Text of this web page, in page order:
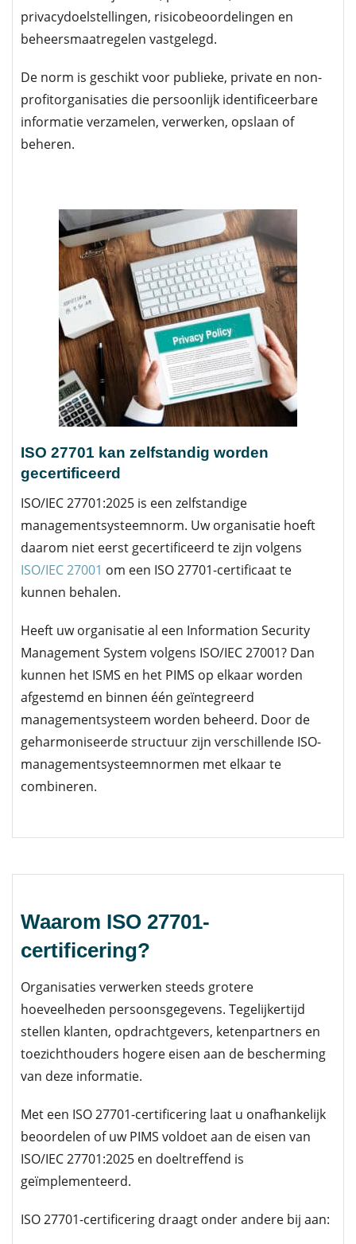
privacydoelstellingen, risicobeoordelingen en
beheersmaatregelen vastgelegd.
De norm is geschikt voor publieke, private en non-
profitorganisaties die persoonlijk identificeerbare
informatie verzamelen, verwerken, opslaan of
beheren.
ISO 27701 kan zelfstandig worden
gecertificeerd
ISO/IEC 27701:2025 is een zelfstandige
managementsysteemnorm. Uw organisatie hoeft
daarom niet eerst gecertificeerd te zijn volgens
ISO/IEC 27001 om een ISO 27701-certificaat te
kunnen behalen.
Heeft uw organisatie al een Information Security
Management System volgens ISO/IEC 27001? Dan
kunnen het ISMS en het PIMS op elkaar worden
afgestemd en binnen één geïntegreerd
managementsysteem worden beheerd. Door de
geharmoniseerde structuur zijn verschillende ISO-
managementsysteemnormen met elkaar te
combineren.
Waarom ISO 27701-
certificering?
Organisaties verwerken steeds grotere
hoeveelheden persoonsgegevens. Tegelijkertijd
stellen klanten, opdrachtgevers, ketenpartners en
toezichthouders hogere eisen aan de bescherming
van deze informatie.
Met een ISO 27701-certificering laat u onafhankelijk
beoordelen of uw PIMS voldoet aan de eisen van
ISO/IEC 27701:2025 en doeltreffend is
geïmplementeerd.
ISO 27701-certificering draagt onder andere bij aan: